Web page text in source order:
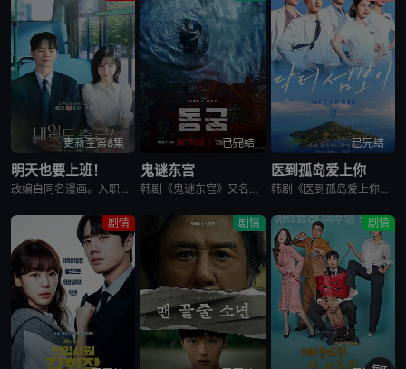
更新至第8集
明天也要上班！
改编自同名漫画。入职五年的智允在无聊的公司生活中与公司最挑剔的男上司时宇纠缠在了一起，甚至以不想结婚为由而逃跑的前男友秋天出现了...
已完结
鬼谜东宫
韩剧《鬼谜东宫》又名：东宫,East Palace,동궁，讲述了：讲述拥有穿梭于灵界能力的具天（南柱赫 饰）和能听见死者声音的宫女生姜（卢允瑞 饰）被王（曹承佑 饰）召见，以揭开笼罩在世子宫中的诅咒的
已完结
医到孤岛爱上你
韩剧《医到孤岛爱上你》讲述了，立志成为顶尖整形外科医生都志义（李宰旭 饰），同身世神秘的助理护士陆遐俐（辛叡恩 饰），在命运安排下被分配到与世隔绝、恶名昭彰的“平同岛”上工作。两个同样受伤的灵魂，在艰
剧情 剧情 剧情